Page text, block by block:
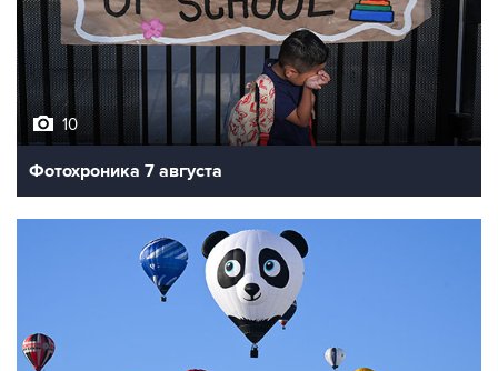
10
Фотохроника 7 августа